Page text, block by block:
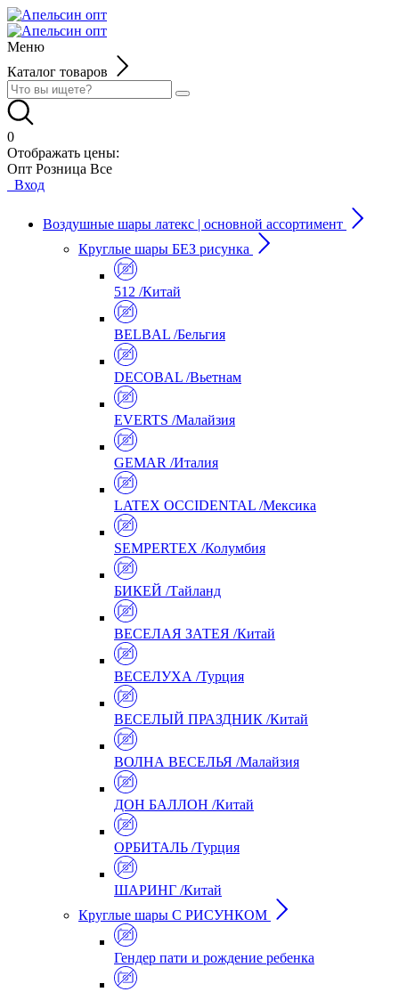
Меню
Каталог товаров
0
Отображать цены:
Опт Розница Все
Вход
Воздушные шары латекс | основной ассортимент
Круглые шары БЕЗ рисунка
512 /Китай
BELBAL /Бельгия
DECOBAL /Вьетнам
EVERTS /Малайзия
GEMAR /Италия
LATEX OCCIDENTAL /Мексика
SEMPERTEX /Колумбия
БИКЕЙ /Тайланд
ВЕСЕЛАЯ ЗАТЕЯ /Китай
ВЕСЕЛУХА /Турция
ВЕСЕЛЫЙ ПРАЗДНИК /Китай
ВОЛНА ВЕСЕЛЬЯ /Малайзия
ДОН БАЛЛОН /Китай
ОРБИТАЛЬ /Турция
ШАРИНГ /Китай
Круглые шары С РИСУНКОМ
Гендер пати и рождение ребенка